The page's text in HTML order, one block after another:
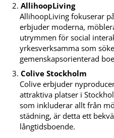
AllihoopLiving
AllihoopLiving fokuserar
erbjuder moderna,
utrymmen för social
yrkesverksamma som
gemenskapsorienterad
Colive Stockholm
Colive erbjuder
attraktiva platser i
som inkluderar allt från
städning, är detta ett
långtidsboende.